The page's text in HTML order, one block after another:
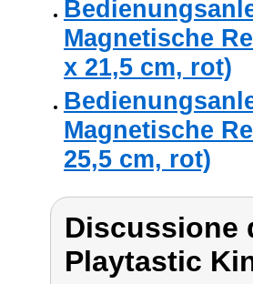
Magnetische
x 21,5 cm, rot)
Magnetische
25,5 cm, rot)
Discussione
Playtastic